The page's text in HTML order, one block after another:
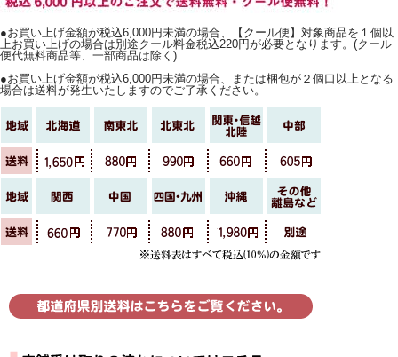
●お買い上げ金額が税込6,000円未満の場合、【クール便】対象商品を１個以
上お買い上げの場合は別途クール料金税込220円が必要となります。(クール
便代無料商品等、一部商品は除く)
●お買い上げ金額が税込6,000円未満の場合、または梱包が２個口以上となる
場合は送料が発生いたしますのでご了承ください。